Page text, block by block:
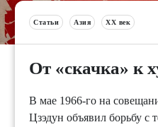
Статьи Азия XX век
От «скачка» к
В мае 1966-го на
Цзэдун объявил борьбу с